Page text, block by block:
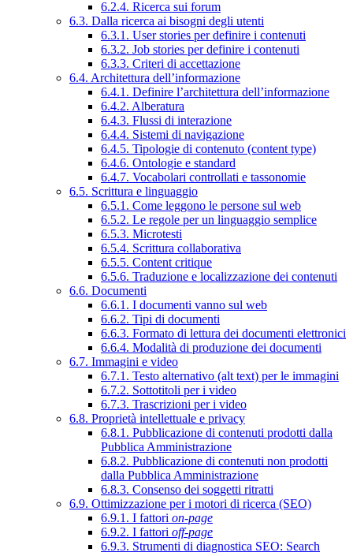
6.2.4. Ricerca sui forum
6.3. Dalla ricerca ai bisogni degli utenti
6.3.1. User stories per definire i contenuti
6.3.2. Job stories per definire i contenuti
6.3.3. Criteri di accettazione
6.4. Architettura dell’informazione
6.4.1. Definire l’architettura dell’informazione
6.4.2. Alberatura
6.4.3. Flussi di interazione
6.4.4. Sistemi di navigazione
6.4.5. Tipologie di contenuto (content type)
6.4.6. Ontologie e standard
6.4.7. Vocabolari controllati e tassonomie
6.5. Scrittura e linguaggio
6.5.1. Come leggono le persone sul web
6.5.2. Le regole per un linguaggio semplice
6.5.3. Microtesti
6.5.4. Scrittura collaborativa
6.5.5. Content critique
6.5.6. Traduzione e localizzazione dei contenuti
6.6. Documenti
6.6.1. I documenti vanno sul web
6.6.2. Tipi di documenti
6.6.3. Formato di lettura dei documenti elettronici
6.6.4. Modalità di produzione dei documenti
6.7. Immagini e video
6.7.1. Testo alternativo (alt text) per le immagini
6.7.2. Sottotitoli per i video
6.7.3. Trascrizioni per i video
6.8. Proprietà intellettuale e privacy
6.8.1. Pubblicazione di contenuti prodotti dalla
Pubblica Amministrazione
6.8.2. Pubblicazione di contenuti non prodotti
dalla Pubblica Amministrazione
6.8.3. Consenso dei soggetti ritratti
6.9. Ottimizzazione per i motori di ricerca (SEO)
6.9.1. I fattori on-page
6.9.2. I fattori off-page
6.9.3. Strumenti di diagnostica SEO: Search